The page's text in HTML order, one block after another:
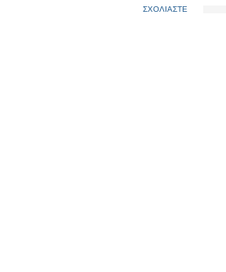
ΣΧΟΛΙΑΣΤΕ